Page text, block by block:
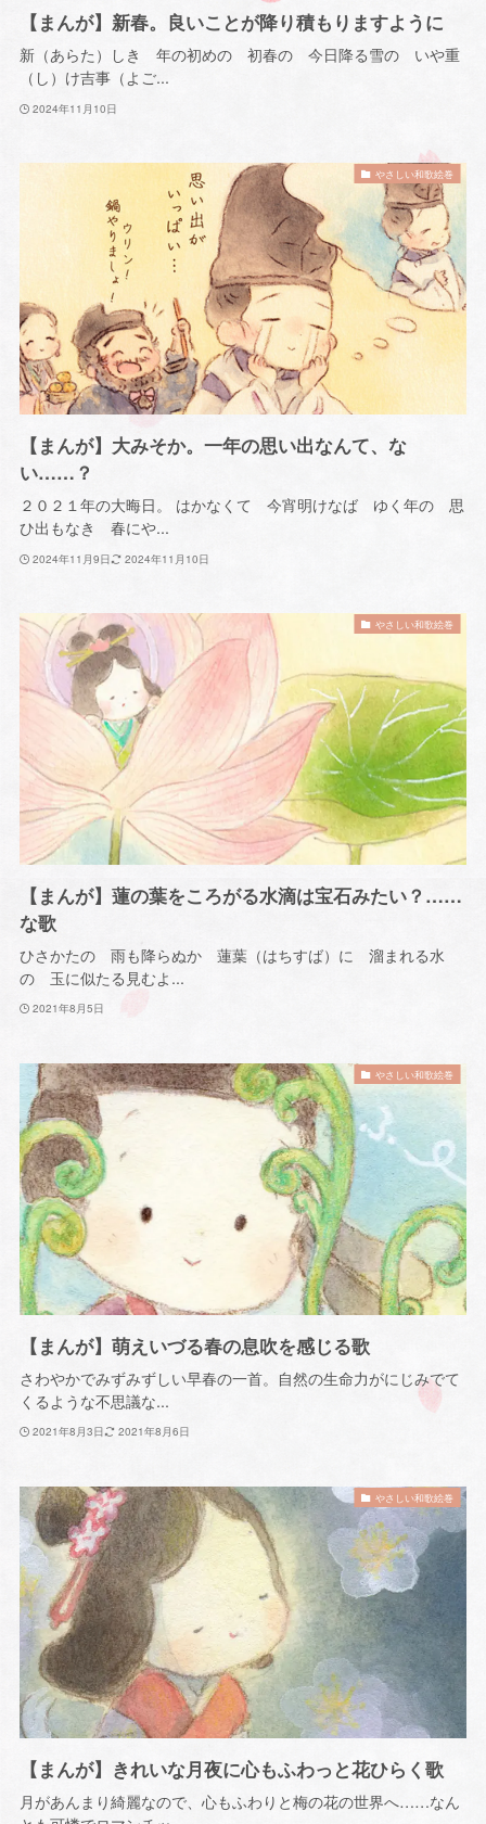
【まんが】新春。良いことが降り積もりますように
新（あらた）しき 年の初めの 初春の 今日降る雪の いや重
（し）け吉事（よご...
2024年11月10日
やさしい和歌絵巻
【まんが】大みそか。一年の思い出なんて、な
い……？
２０２１年の大晦日。 はかなくて 今宵明けなば ゆく年の 思
ひ出もなき 春にや...
2024年11月9日 2024年11月10日
やさしい和歌絵巻
【まんが】蓮の葉をころがる水滴は宝石みたい？……
な歌
ひさかたの 雨も降らぬか 蓮葉（はちすば）に 溜まれる水
の 玉に似たる見むよ...
2021年8月5日
やさしい和歌絵巻
【まんが】萌えいづる春の息吹を感じる歌
さわやかでみずみずしい早春の一首。自然の生命力がにじみでて
くるような不思議な...
2021年8月3日 2021年8月6日
やさしい和歌絵巻
【まんが】きれいな月夜に心もふわっと花ひらく歌
月があんまり綺麗なので、心もふわりと梅の花の世界へ……なん